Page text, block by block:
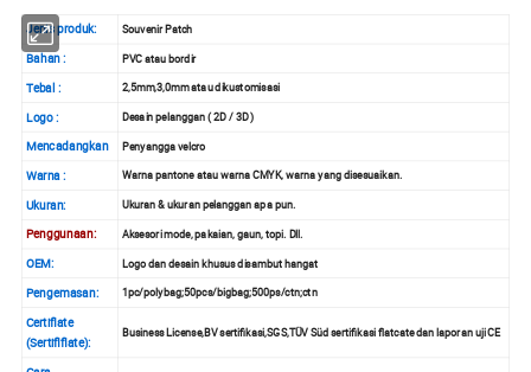
Jenis produk: Souvenir Patch
Bahan : PVC atau bordir
Tebal : 2,5mm,3,0mm atau dikustomisasi
Logo : Desain pelanggan ( 2D / 3D )
Mencadangkan Penyangga velcro
Warna : Warna pantone atau warna CMYK, warna yang disesuaikan.
Ukuran: Ukuran & ukuran pelanggan apa pun.
Penggunaan: Aksesori mode, pakaian, gaun, topi. Dll.
OEM: Logo dan desain khusus disambut hangat
Pengemasan: 1pc/polybag;50pcs/bigbag;500ps/ctn;ctn
Certiflate
(Sertiflflate):
Business License,BV sertifikasi,SGS,TÜV Süd sertifikasi flatcate dan laporan uji CE